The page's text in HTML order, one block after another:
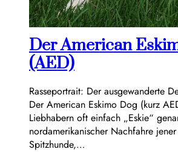
Der American
(AED)
Rasseportrait: Der ausgewanderte
Der American Eskimo Dog (kurz
Liebhabern oft einfach „Eskie“
nordamerikanischer Nachfahre
Spitzhunde,…